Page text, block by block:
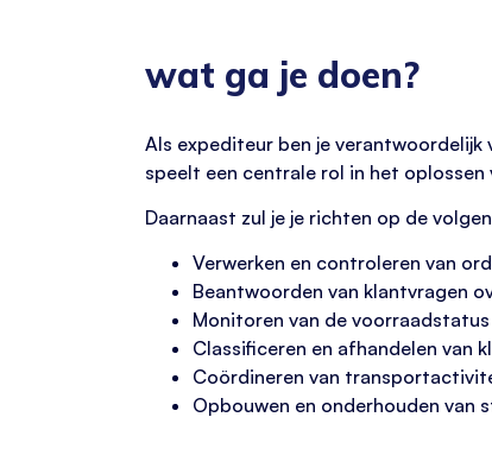
wat ga je doen?
Als expediteur ben je
speelt een centrale rol in het
Daarnaast zul je je richten op de
Verwerken en controleren van
Beantwoorden van klantvragen
Monitoren van de
Classificeren en afhandelen van
Coördineren van
Opbouwen en onderhouden van